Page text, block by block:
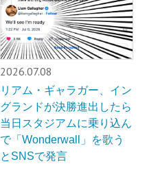
2026.07.08
リアム・ギャラガー、イン
グランドが決勝進出したら
当日スタジアムに乗り込ん
で「Wonderwall」を歌う
とSNSで発言